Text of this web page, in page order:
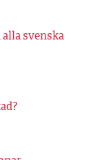
svenska